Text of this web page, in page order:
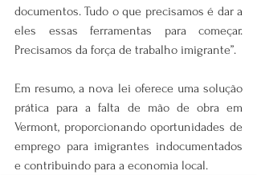
documentos. Tudo o que precisamos é dar a
eles essas ferramentas para começar.
Precisamos da força de trabalho imigrante”.
Em resumo, a nova lei oferece uma solução
prática para a falta de mão de obra em
Vermont, proporcionando oportunidades de
emprego para imigrantes indocumentados
e contribuindo para a economia local.